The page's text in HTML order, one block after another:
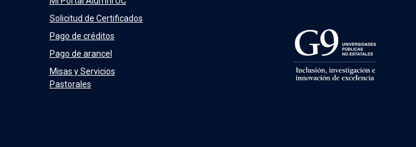
Solicitud de Certificados
Pago de créditos
Pago de arancel
Misas y Servicios
Pastorales